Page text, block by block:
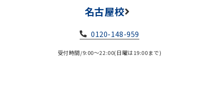
名古屋校
0120-148-959
受付時間/9:00～22:00(日曜は19:00まで)